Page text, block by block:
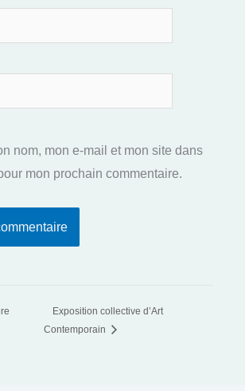
nom, mon e-mail et mon site dans
mon prochain commentaire.
Exposition collective d’Art
Contemporain